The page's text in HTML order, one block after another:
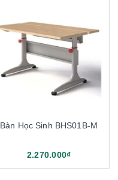
Bàn Học Sinh BHS01B-M
2.270.000₫